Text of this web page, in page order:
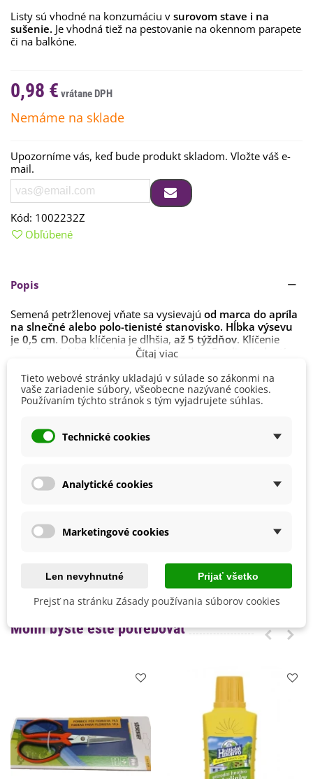
Listy sú vhodné na konzumáciu v surovom stave i na
sušenie. Je vhodná tiež na pestovanie na okennom parapete
či na balkóne.
0,98 €
Nemáme na sklade
Upozorníme vás, keď bude produkt skladom. Vložte váš e-
mail.
Kód: 1002232Z
Obľúbené
Popis
Semená petržlenovej vňate sa vysievajú od marca do apríla
na slnečné alebo polo-tienisté stanovisko. Hĺbka výsevu
je 0,5 cm. Doba klíčenia je dlhšia, až 5 týždňov. Klíčenie
možno urýchliť zálievkou s teplou vodou. Rastliny jednotíme
až na jeseň.
Pôdapre petržlenovú vňať musí byťstredne ťažká a
nižším obsahom dusíka.
pestovateľských podmienok ho možno zberať až 5x do roka.
Rastliny možno nechaťcez zimu
v povápnenom záhone
dobu uchovávať v chladničke, pre dlhodobé skladovanie sa
sušia alebo zamrazujú.
Čítaj viac
Detaily produktu
Pestovanie
Slnečné
Október
September
Nehybridná
BIO Kvalita
Nie
Mohli byste ešte potrebovať
Tieto webové stránky ukladajú v súlade so zákonmi na
vaše zariadenie súbory, všeobecne nazývané cookies.
Používaním týchto stránok s tým vyjadrujete súhlas.
Technické cookies
Analytické cookies
Marketingové cookies
Len nevyhnutné Prijať všetko
Prejsť na stránku Zásady používania súborov cookies